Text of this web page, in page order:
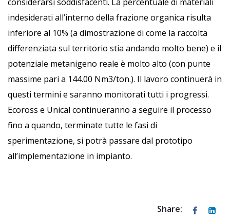
indesiderati all’interno della frazione organica risulta
inferiore al 10% (a dimostrazione di come la raccolta
differenziata sul territorio stia andando molto bene) e il
potenziale metanigeno reale è molto alto (con punte
massime pari a 144.00 Nm3/ton.). Il lavoro continuerà in
questi termini e saranno monitorati tutti i progressi.
Ecoross e Unical continueranno a seguire il processo
fino a quando, terminate tutte le fasi di
sperimentazione, si potrà passare dal prototipo
all’implementazione in impianto.
Share: